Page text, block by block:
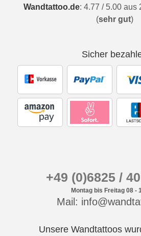
Wandtattoo.de: 4.77 / 5.00 aus
(sehr gut)
Sicher
+49 (0)6825 /
Montag bis Freitag 08 -
Mail:
Unsere Wandtattoos